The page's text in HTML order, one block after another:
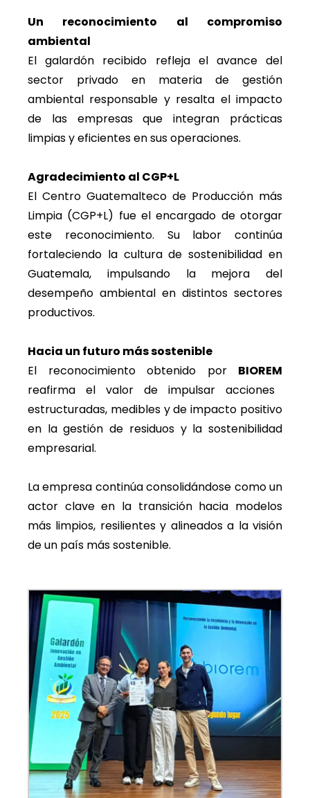
Un reconocimiento al compromiso
ambiental
El galardón recibido refleja el avance del
sector privado en materia de gestión
ambiental responsable y resalta el impacto
de las empresas que integran prácticas
limpias y eficientes en sus operaciones.
Agradecimiento al CGP+L
El Centro Guatemalteco de Producción más
Limpia (CGP+L) fue el encargado de otorgar
este reconocimiento. Su labor continúa
fortaleciendo la cultura de sostenibilidad en
Guatemala, impulsando la mejora del
desempeño ambiental en distintos sectores
productivos.
Hacia un futuro más sostenible
El reconocimiento obtenido por BIOREM
reafirma el valor de impulsar acciones
estructuradas, medibles y de impacto positivo
en la gestión de residuos y la sostenibilidad
empresarial.
La empresa continúa consolidándose como un
actor clave en la transición hacia modelos
más limpios, resilientes y alineados a la visión
de un país más sostenible.